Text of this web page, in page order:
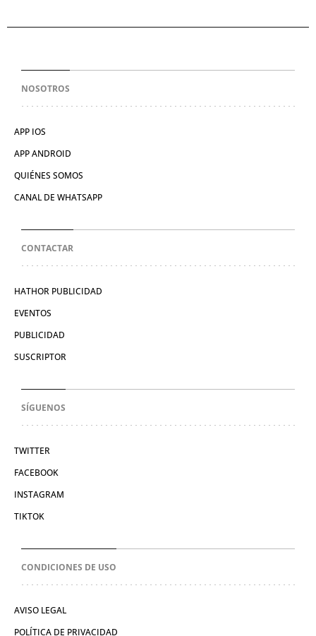
NOSOTROS
APP IOS
APP ANDROID
QUIÉNES SOMOS
CANAL DE WHATSAPP
CONTACTAR
HATHOR PUBLICIDAD
EVENTOS
PUBLICIDAD
SUSCRIPTOR
SÍGUENOS
TWITTER
FACEBOOK
INSTAGRAM
TIKTOK
CONDICIONES DE USO
AVISO LEGAL
POLÍTICA DE PRIVACIDAD